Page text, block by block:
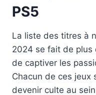
PS5
La liste des titres à
2024 se fait de plus
de captiver les
Chacun de ces jeux
devenir culte au